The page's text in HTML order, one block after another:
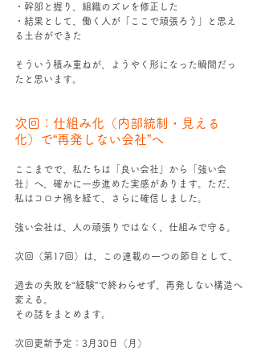
・幹部と握り、組織のズレを修正した
・結果として、働く人が「ここで頑張ろう」と思え
る土台ができた
そういう積み重ねが、ようやく形になった瞬間だっ
たと思います。
次回：仕組み化（内部統制・見える
化）で“再発しない会社”へ
ここまでで、私たちは「良い会社」から「強い会
社」へ、確かに一歩進めた実感があります。ただ、
私はコロナ禍を経て、さらに確信しました。
強い会社は、人の頑張りではなく、仕組みで守る。
次回（第17回）は、この連載の一つの節目として、
過去の失敗を“経験”で終わらせず、再発しない構造へ
変える。
その話をまとめます。
次回更新予定：3月30日（月）